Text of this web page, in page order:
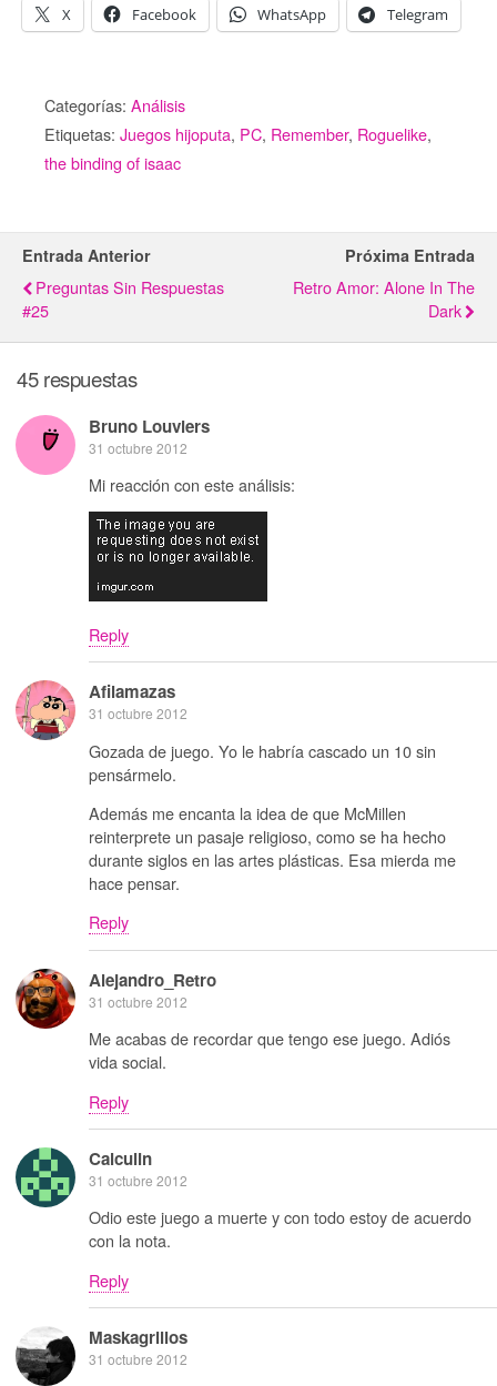
X Facebook WhatsApp Telegram
Categorías: Análisis
Etiquetas: Juegos hijoputa, PC, Remember, Roguelike,
the binding of isaac
Entrada Anterior
Preguntas Sin Respuestas
#25
Próxima Entrada
Retro Amor: Alone In The
Dark
45 respuestas
Bruno Louviers
31 octubre 2012
Mi reacción con este análisis:
Reply
Afilamazas
31 octubre 2012
Gozada de juego. Yo le habría cascado un 10 sin
pensármelo.
Además me encanta la idea de que McMillen
reinterprete un pasaje religioso, como se ha hecho
durante siglos en las artes plásticas. Esa mierda me
hace pensar.
Reply
Alejandro_Retro
31 octubre 2012
Me acabas de recordar que tengo ese juego. Adiós
vida social.
Reply
Calculin
31 octubre 2012
Odio este juego a muerte y con todo estoy de acuerdo
con la nota.
Reply
Maskagrillos
31 octubre 2012